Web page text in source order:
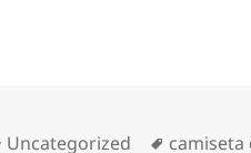
Categorías
Uncategorized Etiquetas
camiseta